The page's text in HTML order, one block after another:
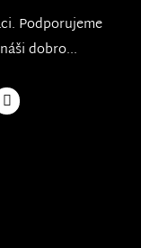
Podporujeme
dobro...